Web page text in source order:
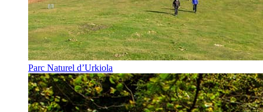
Parc Naturel d’Urkiola